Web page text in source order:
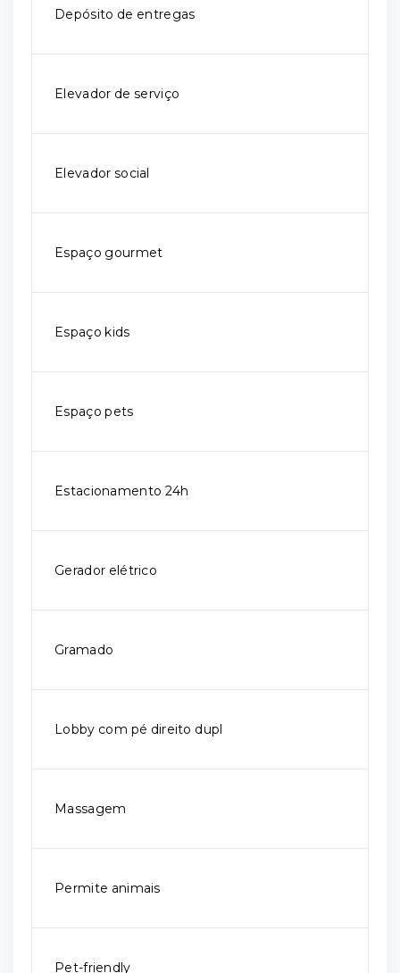
Depósito de entregas
Elevador de serviço
Elevador social
Espaço gourmet
Espaço kids
Espaço pets
Estacionamento 24h
Gerador elétrico
Gramado
Lobby com pé direito dupl
Massagem
Permite animais
Pet-friendly